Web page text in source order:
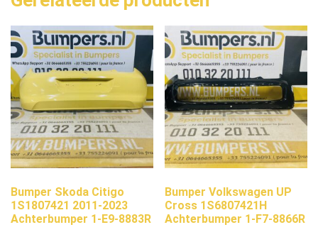
Bumper Skoda Citigo
1S1807421 2011-2023
Achterbumper 1-E9-8883R
Bumper Volkswagen UP
Cross 1S6807421H
Achterbumper 1-F7-8866R